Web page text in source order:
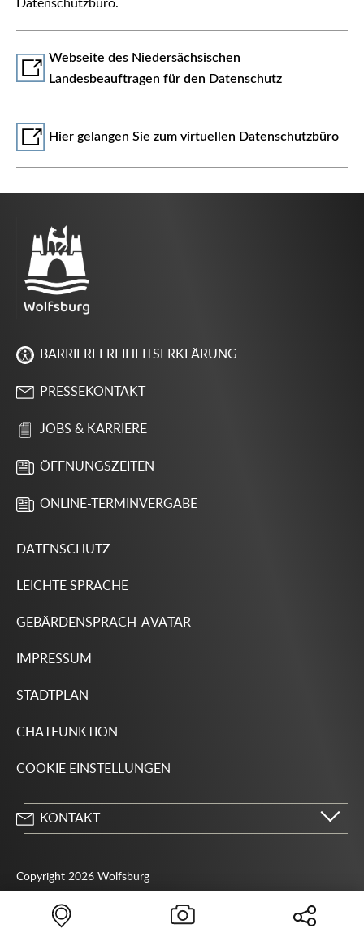
Datenschutzbüro.
Webseite des Niedersächsischen
Landesbeauftragen für den Datenschutz
Hier gelangen Sie zum virtuellen Datenschutzbüro
BARRIEREFREIHEITSERKLÄRUNG
PRESSEKONTAKT
JOBS & KARRIERE
ÖFFNUNGSZEITEN
ONLINE-TERMINVERGABE
DATENSCHUTZ
LEICHTE SPRACHE
GEBÄRDENSPRACH-AVATAR
IMPRESSUM
STADTPLAN
CHATFUNKTION
COOKIE EINSTELLUNGEN
KONTAKT
38440 Wolfsburg
05361 28-1234
Copyright 2026 Wolfsburg